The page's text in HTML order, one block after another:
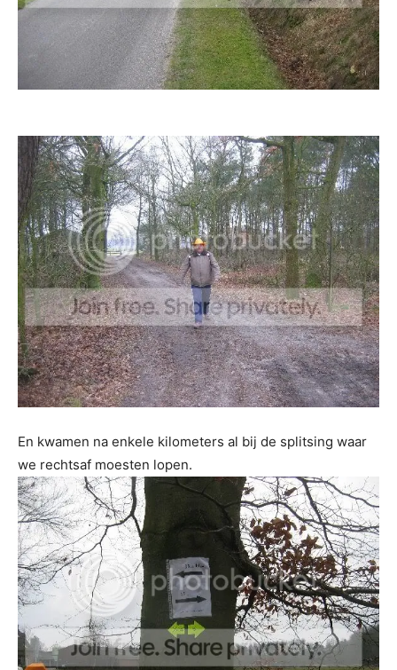
En kwamen na enkele kilometers al bij de splitsing waar
we rechtsaf moesten lopen.